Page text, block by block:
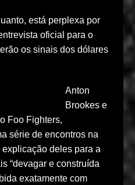
está perplexa por
oficial para o
os sinais dos dólares
Anton
Brookes e
Foo Fighters,
série de encontros na
deles para a
“devagar e construída
exatamente com